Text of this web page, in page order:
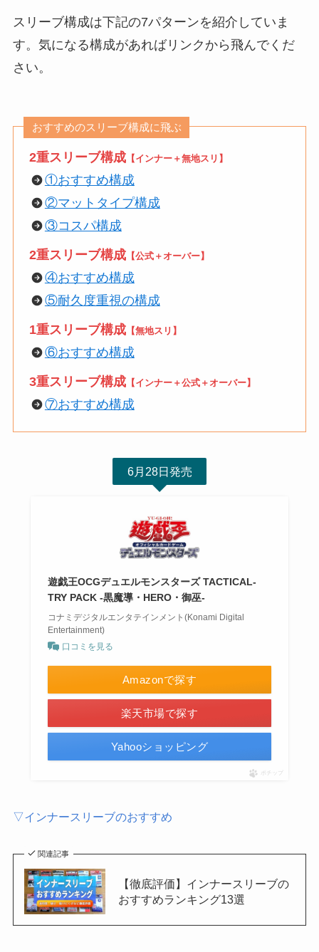
スリーブ構成は下記の7パターンを紹介していま
す。気になる構成があればリンクから飛んでくだ
さい。
おすすめのスリーブ構成に飛ぶ
2重スリーブ構成 【インナー＋無地スリ】
①おすすめ構成
②マットタイプ構成
③コスパ構成
2重スリーブ構成 【公式＋オーバー】
④おすすめ構成
⑤耐久度重視の構成
1重スリーブ構成 【無地スリ】
⑥おすすめ構成
3重スリーブ構成 【インナー＋公式＋オーバー】
⑦おすすめ構成
6月28日発売
遊戯王OCGデュエルモンスターズ TACTICAL-
TRY PACK -黒魔導・HERO・御巫-
コナミデジタルエンタテインメント(Konami Digital
Entertainment)
口コミを見る
Amazonで探す
楽天市場で探す
Yahooショッピング
ポチップ
▽インナースリーブのおすすめ
関連記事
【徹底評価】インナースリーブの
おすすめランキング13選